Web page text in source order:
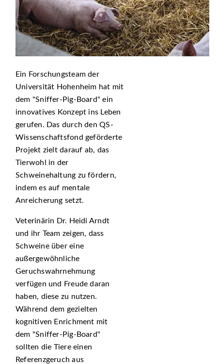
Ein Forschungsteam der
Universität Hohenheim hat mit
dem
Sniffer-Pig-Board
ein
innovatives Konzept ins Leben
gerufen. Das durch den QS-
Wissenschaftsfond geförderte
Projekt zielt darauf ab, das
Tierwohl in der
Schweinehaltung zu fördern,
indem es auf mentale
Anreicherung setzt.
Veterinärin Dr. Heidi Arndt
und ihr Team zeigen, dass
Schweine über eine
außergewöhnliche
Geruchswahrnehmung
verfügen und Freude daran
haben, diese zu nutzen.
Während dem gezielten
kognitiven Enrichment mit
dem
Sniffer-Pig-Board
sollten die Tiere einen
Referenzgeruch aus